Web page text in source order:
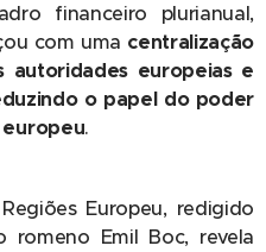
financeiro plurianual,
com uma centralização
autoridades europeias e
o papel do poder
europeu.
Europeu, redigido
romeno Emil Boc, revela